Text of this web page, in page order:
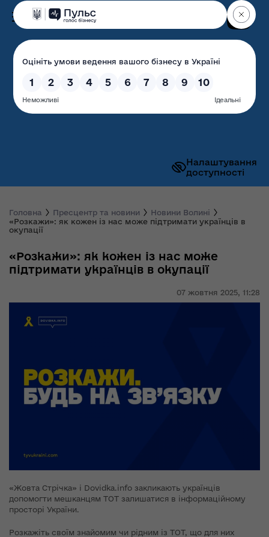
Налаштування
доступності
Волинська обласна
державна адміністрація
Головна Пресцентр та новини
Новини Волині
«Розкажи»: як кожен із нас може підтримати українців в
окупації
07 жовтня 2025, 11:28
«Розкажи»: як кожен із нас може
підтримати українців в окупації
«Жовта Стрічка» і Dovidka.info закликають українців
допомогти мешканцям ТОТ залишатися в інформаційному
просторі України.
Розкажіть своїм знайомим чи рідним із ТОТ, що для них